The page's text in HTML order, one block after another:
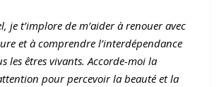
je t’implore de m’aider à renouer avec
et à comprendre l’interdépendance
les êtres vivants. Accorde-moi la
pour percevoir la beauté et la